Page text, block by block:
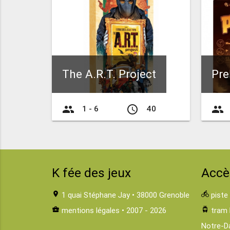
The A.R.T. Project
group 1 - 6 access_time 40 group
K fée des jeux
location_on 1 quai Stéphane Jay • 38000 Grenoble
business_center mentions légales • 2007 - 2026
directions_bike piste
tram tram
Notre-